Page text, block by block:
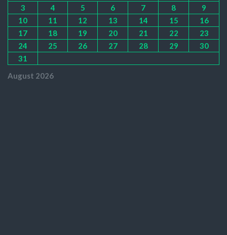
August 2026
3
4 5 6 7 8
9
10
11 12 13 14 15
16
17
18 19 20 21 22
23
24
25 26 27 28 29
30
31